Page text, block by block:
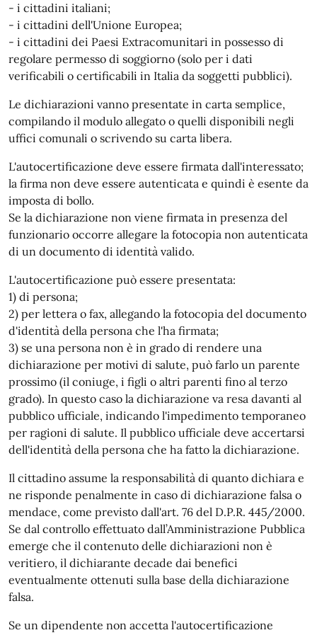
- i cittadini italiani;
- i cittadini dell'Unione Europea;
- i cittadini dei Paesi Extracomunitari in possesso di
regolare permesso di soggiorno (solo per i dati
verificabili o certificabili in Italia da soggetti pubblici).
Le dichiarazioni vanno presentate in carta semplice,
compilando il modulo allegato o quelli disponibili negli
uffici comunali o scrivendo su carta libera.
L'autocertificazione deve essere firmata dall'interessato;
la firma non deve essere autenticata e quindi è esente da
imposta di bollo.
Se la dichiarazione non viene firmata in presenza del
funzionario occorre allegare la fotocopia non autenticata
di un documento di identità valido.
L'autocertificazione può essere presentata:
1) di persona;
2) per lettera o fax, allegando la fotocopia del documento
d'identità della persona che l'ha firmata;
3) se una persona non è in grado di rendere una
dichiarazione per motivi di salute, può farlo un parente
prossimo (il coniuge, i figli o altri parenti fino al terzo
grado). In questo caso la dichiarazione va resa davanti al
pubblico ufficiale, indicando l'impedimento temporaneo
per ragioni di salute. Il pubblico ufficiale deve accertarsi
dell'identità della persona che ha fatto la dichiarazione.
Il cittadino assume la responsabilità di quanto dichiara e
ne risponde penalmente in caso di dichiarazione falsa o
mendace, come previsto dall'art. 76 del D.P.R. 445/2000.
Se dal controllo effettuato dall’Amministrazione Pubblica
emerge che il contenuto delle dichiarazioni non è
veritiero, il dichiarante decade dai benefici
eventualmente ottenuti sulla base della dichiarazione
falsa.
Se un dipendente non accetta l'autocertificazione